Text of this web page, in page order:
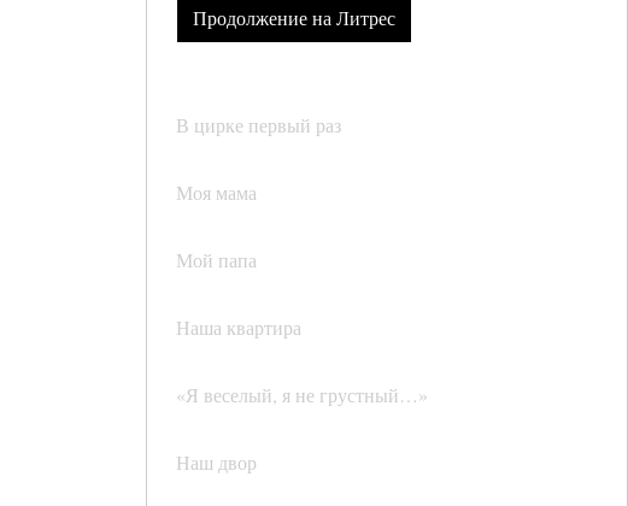
Продолжение на Литрес
В цирке первый раз
Моя мама
Мой папа
Наша квартира
«Я веселый, я не грустный…»
Наш двор